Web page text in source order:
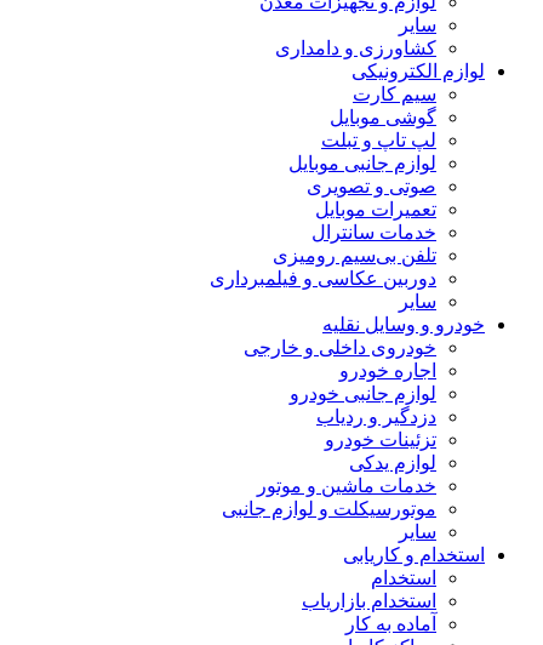
سایر
کشاورزی و دامداری
لوازم الکترونیکی
سیم کارت
گوشی موبایل
لپ تاپ و تبلت
لوازم جانبی موبایل
صوتی و تصویری
تعمیرات موبایل
خدمات سانترال
تلفن بی‌سیم رومیزی
دوربین عکاسی و فیلمبرداری
سایر
خودرو و وسایل نقلیه
خودروی داخلی و خارجی
اجاره خودرو
لوازم جانبی خودرو
دزدگیر و ردیاب
تزئینات خودرو
لوازم یدکی
خدمات ماشین و موتور
موتورسیکلت و لوازم جانبی
سایر
استخدام و کاریابی
استخدام
استخدام بازاریاب
آماده به کار